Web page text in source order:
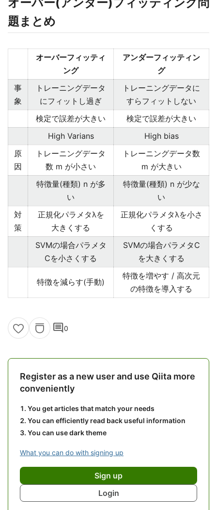
題まとめ
オーバーフィッティ
ング
アンダーフィッティン
グ
事
象
トレーニングデータ
にフィットし過ぎ
トレーニングデータに
すらフィットしない
検定で誤差が大きい
検定で誤差が大きい
High Varians
High bias
原
因
トレーニングデータ
数 m が小さい
トレーニングデータ数
m が大きい
特徴量(種類) n が多
い
特徴量(種類) n が少な
い
対
策
正規化パラメタλを
大きくする
正規化パラメタλを小さ
くする
SVMの場合パラメタ
Cを小さくする
SVMの場合パラメタC
を大きくする
特徴を減らす(手動)
特徴を増やす / 高次元
の特徴を導入する
comment0
Register as a new user and use Qiita more
conveniently
You get articles that match your needs
You can efficiently read back useful information
You can use dark theme
What you can do with signing up
Sign up
Login